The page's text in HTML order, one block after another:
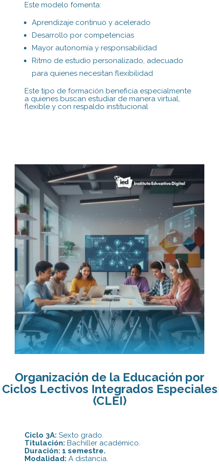
Este modelo fomenta:
Aprendizaje continuo y acelerado
Desarrollo por competencias
Mayor autonomía y responsabilidad
Ritmo de estudio personalizado, adecuado
para quienes necesitan flexibilidad
Este tipo de formación beneficia especialmente
a quienes buscan estudiar de manera virtual,
flexible y con respaldo institucional
Organización de la Educación por
Ciclos Lectivos Integrados Especiales
(CLEI)
Ciclo 3A: Sexto grado.
Titulación: Bachiller académico.
Duración: 1 semestre.
Modalidad: A distancia.